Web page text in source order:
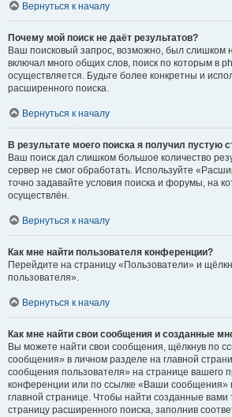
Вернуться к началу
Почему мой поиск не даёт результатов?
Ваш поисковый запрос, возможно, был слишком
включал много общих слов, поиск по которым в
осуществляется. Будьте более конкретны и
расширенного поиска.
Вернуться к началу
В результате моего поиска я получил пустую
Ваш поиск дал слишком большое количество
сервер не смог обработать. Используйте
точно задавайте условия поиска и форумы, на
осуществлён.
Вернуться к началу
Как мне найти пользователя конференции?
Перейдите на страницу «Пользователи» и
пользователя».
Вернуться к началу
Как мне найти свои сообщения и созданные
Вы можете найти свои сообщения, щёлкнув по
сообщения» в личном разделе на главной
сообщения пользователя» на странице вашего
конференции или по ссылке «Ваши сообщения»
главной странице. Чтобы найти созданные вами
страницу расширенного поиска, заполнив